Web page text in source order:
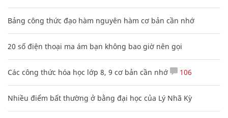
Bảng công thức đạo hàm nguyên hàm cơ bản cần nhớ
20 số điện thoại ma ám bạn không bao giờ nên gọi
Các công thức hóa học lớp 8, 9 cơ bản cần nhớ 106
Nhiều điểm bất thường ở bằng đại học của Lý Nhã Kỳ